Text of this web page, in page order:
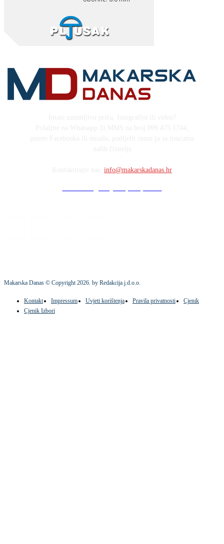
info@makarskadanas.hr
Makarska Danas © Copyright2026. by Redakcija j.d.o.o.
Kontakt Impressum Uvjeti korištenja Pravila privatnosti
Cjenik
Cjenik Izbori